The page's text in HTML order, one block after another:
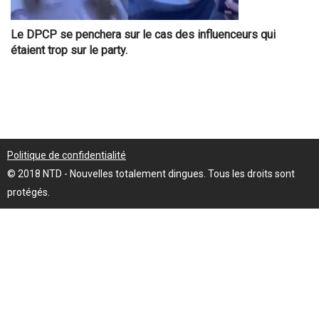
Le DPCP se penchera sur le cas des influenceurs qui
étaient trop sur le party.
Politique de confidentialité
© 2018 NTD - Nouvelles totalement dingues. Tous les droits sont
protégés.